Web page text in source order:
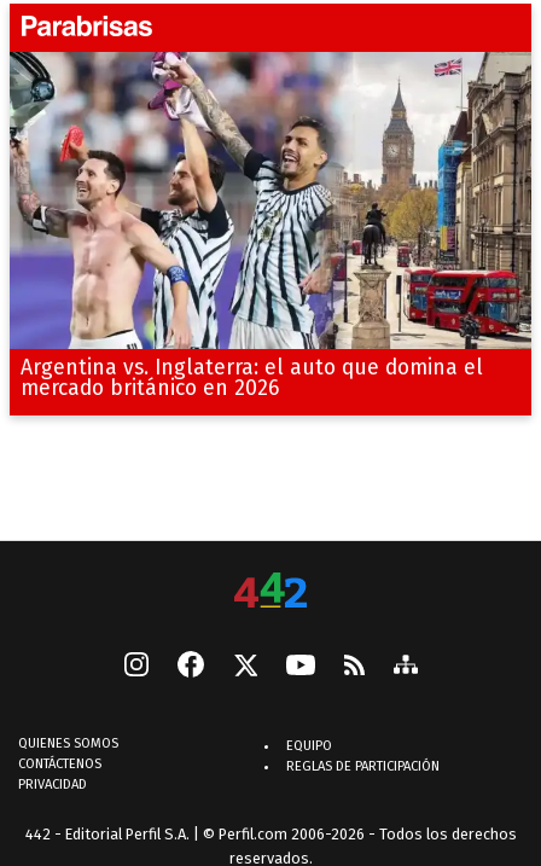
Argentina vs. Inglaterra: el auto que domina el
mercado británico en 2026
QUIENES SOMOS
CONTÁCTENOS
PRIVACIDAD
EQUIPO
REGLAS DE PARTICIPACIÓN
442 - Editorial Perfil S.A. | © Perfil.com 2006-2026 - Todos los derechos
reservados.